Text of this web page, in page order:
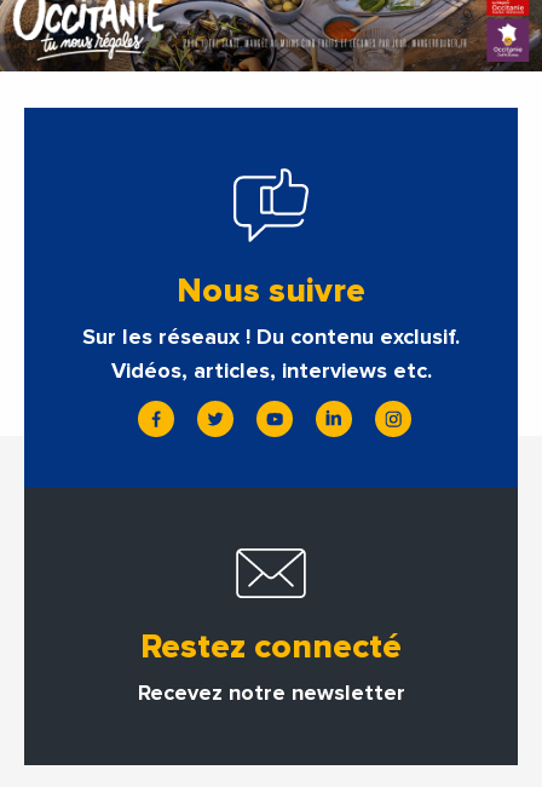
Nous suivre
Sur les réseaux ! Du contenu exclusif.
Vidéos, articles, interviews etc.
Restez connecté
Recevez notre newsletter